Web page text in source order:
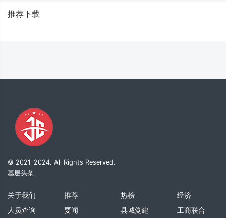
推荐下载
© 2021-2024. All Rights Reserved.
基层头条
关于我们
人员查询
推荐
要闻
热榜
县城党建
经济
工商联合